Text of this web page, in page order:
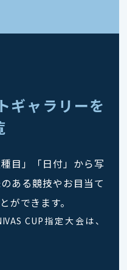
ギャラリーを
目」「日付」から写
ある競技やお目当て
ができます。
CUP指定大会は、